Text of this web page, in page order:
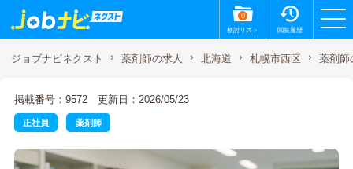
0
検討リスト 閲覧履歴
ジョブナビネクスト 薬剤師の求人 北海道 札幌市西区 薬剤師
掲載番号：9572 更新日：2026/05/23
正社員 薬剤師